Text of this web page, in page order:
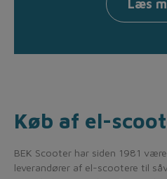
Læs
Køb af el-
BEK Scooter har siden 1981
leverandører af el-scootere til